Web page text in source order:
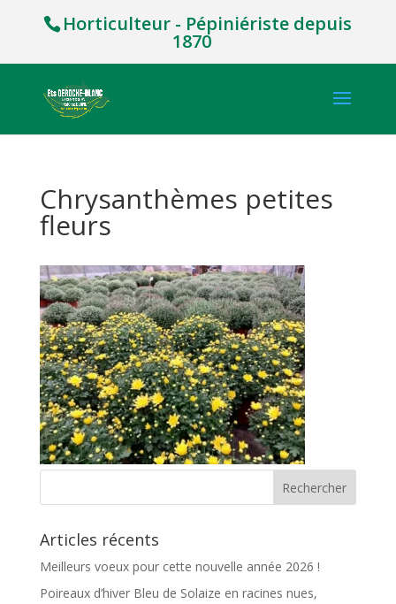
Horticulteur - Pépiniériste depuis
1870
Chrysanthèmes petites
fleurs
Articles récents
Meilleurs voeux pour cette nouvelle année 2026 !
Poireaux d’hiver Bleu de Solaize en racines nues,